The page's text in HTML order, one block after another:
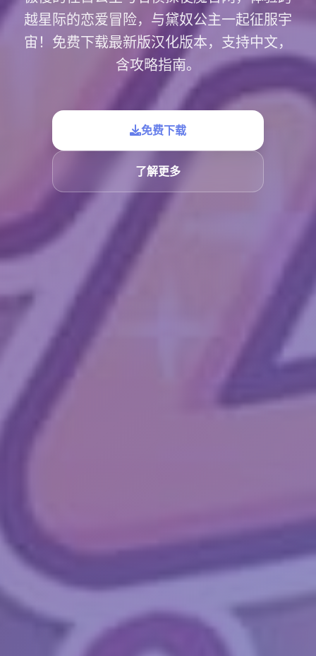
越星际的恋爱冒险，与黛奴公主一起征服宇
宙！免费下载最新版汉化版本，支持中文，
含攻略指南。
免费下载
了解更多